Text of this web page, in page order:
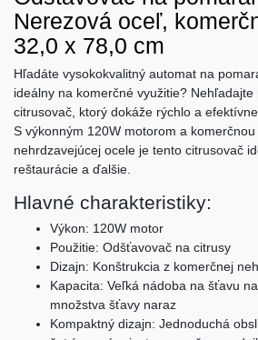
Nerezová oceľ,
32,0 x 78,0 cm
Hľadáte vysokokvalitný automat na
ideálny na komerčné využitie? Nehľadajte
citrusovač, ktorý dokáže rýchlo a
S výkonným 120W motorom a
nehrdzavejúcej ocele je tento citrusovač
reštaurácie a ďalšie.
Hlavné charakteristiky:
Výkon: 120W motor
Použitie: Odšťavovač na citrusy
Dizajn: Konštrukcia z komerčnej
Kapacita: Veľká nádoba na šťavu
množstva šťavy naraz
Kompaktný dizajn: Jednoduchá